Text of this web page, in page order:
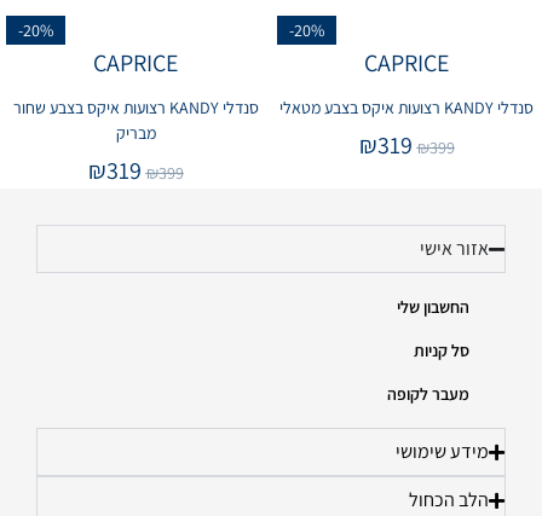
-20%
CAPRICE
סנדלי KANDY רצועות איקס בצבע מטאלי
₪399
₪319
-20%
CAPRICE
סנדלי KANDY רצועות איקס בצבע שחור
מבריק
₪399
₪319
אזור אישי
החשבון שלי
סל קניות
מעבר לקופה
מידע שימושי
הלב הכחול